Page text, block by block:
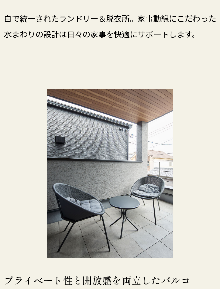
白で統一されたランドリー＆脱衣所。家事動線にこだわった
水まわりの設計は日々の家事を快適にサポートします。
プライベート性と開放感を両立したバルコ